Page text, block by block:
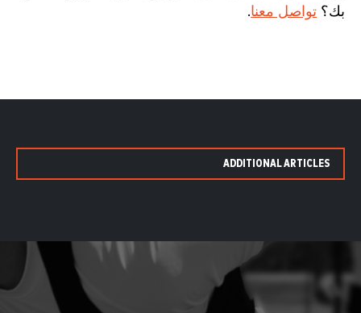
بك؟ تواصل معنا.
ADDITIONAL ARTICLES